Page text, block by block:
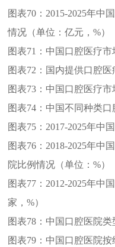
图表70： 2015-2025年中
情况（单位：亿元，%）
图表71： 中国口腔医疗
图表72： 国内提供口腔
图表73： 中国口腔医疗
图表74： 中国不同种类口
图表75： 2017-2025年中
图表76： 2018-2025年中
院比例情况（单位：%）
图表77： 2012-2025年中
家，%）
图表78： 中国口腔医院类
图表79： 中国口腔医院按